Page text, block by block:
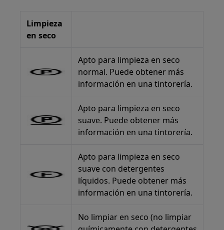
Limpieza
en seco
Apto para limpieza en seco
normal. Puede obtener más
información en una tintorería.
Apto para limpieza en seco
suave. Puede obtener más
información en una tintorería.
Apto para limpieza en seco
suave con detergentes
líquidos. Puede obtener más
información en una tintorería.
No limpiar en seco (no limpiar